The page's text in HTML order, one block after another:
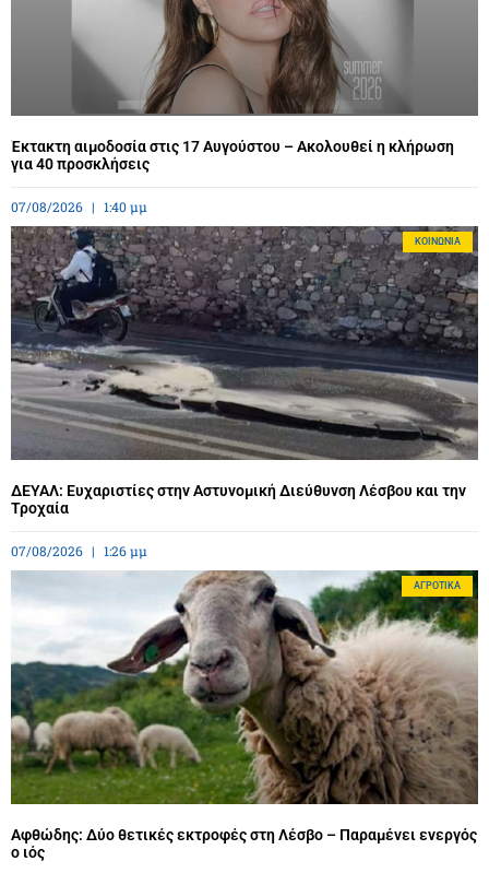
Έκτακτη αιμοδοσία στις 17 Αυγούστου – Ακολουθεί η κλήρωση
για 40 προσκλήσεις
07/08/2026 1:40 μμ
ΚΟΙΝΩΝΊΑ
ΔΕΥΑΛ: Ευχαριστίες στην Αστυνομική Διεύθυνση Λέσβου και την
Τροχαία
07/08/2026 1:26 μμ
ΑΓΡΟΤΙΚΆ
Αφθώδης: Δύο θετικές εκτροφές στη Λέσβο – Παραμένει ενεργός
ο ιός